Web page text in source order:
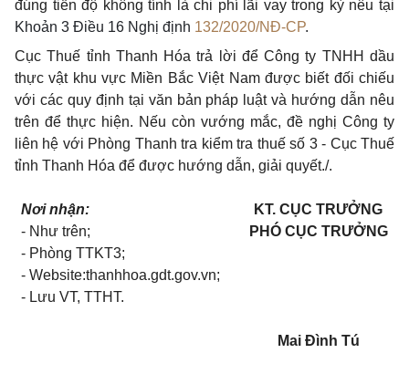
đúng tiến độ không tính là chi phí lãi vay trong kỳ nêu tại
Khoản 3 Điều 16 Nghị định 132/2020/NĐ-CP.
Cục Thuế tỉnh Thanh Hóa trả lời để Công ty TNHH dầu
thực vật khu vực Miền Bắc Việt Nam được biết đối chiếu
với các quy định tại văn bản pháp luật và hướng dẫn nêu
trên để thực hiện. Nếu còn vướng mắc, đề nghị Công ty
liên hệ với Phòng Thanh tra kiểm tra thuế số 3 - Cục Thuế
tỉnh Thanh Hóa để được hướng dẫn, giải quyết./.
Nơi nhận:
- Như trên;
- Phòng TTKT3;
- Website:thanhhoa.gdt.gov.vn;
- Lưu VT, TTHT.
KT. CỤC TRƯỞNG
PHÓ CỤC TRƯỞNG
Mai Đình Tú